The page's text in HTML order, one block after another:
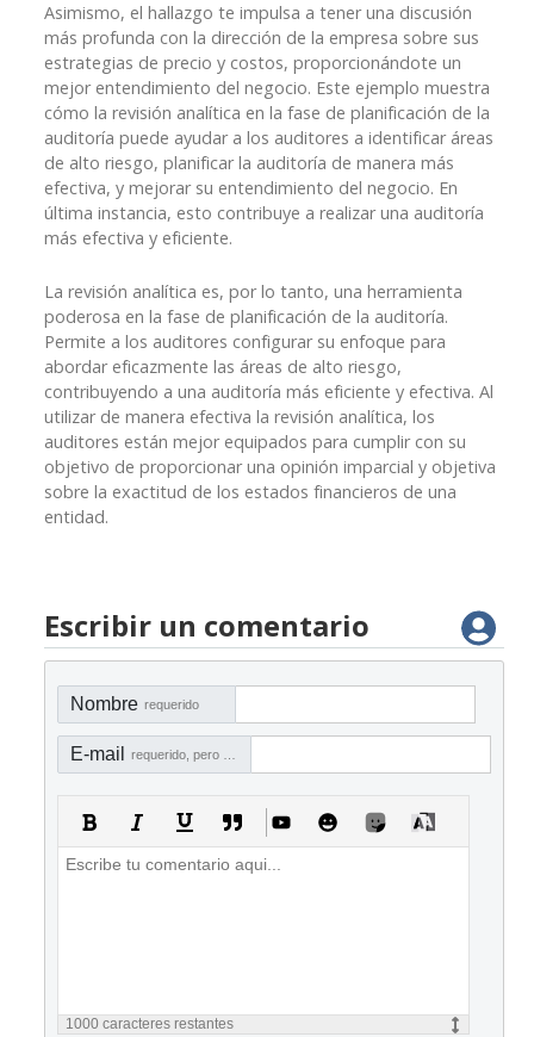
Asimismo, el hallazgo te impulsa a tener una discusión
más profunda con la dirección de la empresa sobre sus
estrategias de precio y costos, proporcionándote un
mejor entendimiento del negocio. Este ejemplo muestra
cómo la revisión analítica en la fase de planificación de la
auditoría puede ayudar a los auditores a identificar áreas
de alto riesgo, planificar la auditoría de manera más
efectiva, y mejorar su entendimiento del negocio. En
última instancia, esto contribuye a realizar una auditoría
más efectiva y eficiente.
La revisión analítica es, por lo tanto, una herramienta
poderosa en la fase de planificación de la auditoría.
Permite a los auditores configurar su enfoque para
abordar eficazmente las áreas de alto riesgo,
contribuyendo a una auditoría más eficiente y efectiva. Al
utilizar de manera efectiva la revisión analítica, los
auditores están mejor equipados para cumplir con su
objetivo de proporcionar una opinión imparcial y objetiva
sobre la exactitud de los estados financieros de una
entidad.
Escribir un comentario
Nombre requerido
E-mail
1000 caracteres restantes